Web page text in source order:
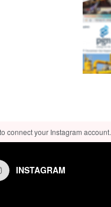
connect your Instagram account.
INSTAGRAM